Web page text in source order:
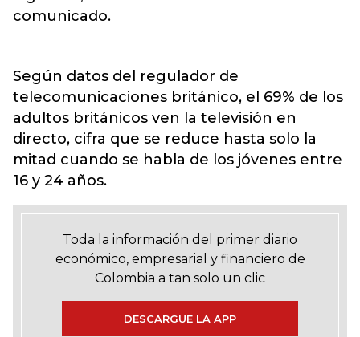
comunicado.
Según datos del regulador de
telecomunicaciones británico, el 69% de los
adultos británicos ven la televisión en
directo, cifra que se reduce hasta solo la
mitad cuando se habla de los jóvenes entre
16 y 24 años.
Toda la información del primer diario
económico, empresarial y financiero de
Colombia a tan solo un clic
DESCARGUE LA APP